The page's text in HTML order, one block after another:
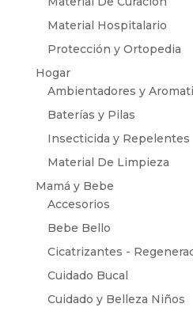
Material Hospitalario
Protección y Ortopedia
Hogar
Ambientadores y
Baterías y Pilas
Insecticida y Repelentes
Material De Limpieza
Mamá y Bebe
Accesorios
Bebe Bello
Cicatrizantes -
Cuidado Bucal
Cuidado y Belleza Niños